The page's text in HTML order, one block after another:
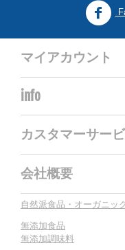
マイアカウント
info
カスタマーサー
会社概要
自然派食品・オーガニッ
無添加食品
無添加調味料